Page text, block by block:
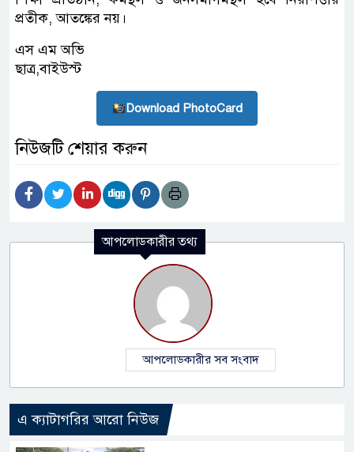
প্রতীক, আতঙ্কের নয়।
এস এম অভি
ছাত্র,বাইউস্ট
Download PhotoCard
নিউজটি শেয়ার করুন
আপলোডকারীর তথ্য
আপলোডকারীর সব সংবাদ
এ ক্যাটাগরির আরো নিউজ